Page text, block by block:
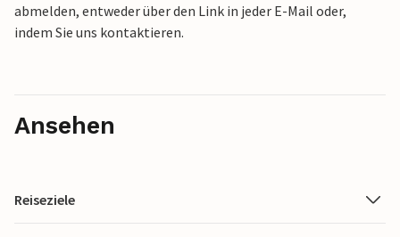
abmelden, entweder über den Link in jeder E-Mail oder,
indem Sie uns kontaktieren.
Ansehen
Reiseziele